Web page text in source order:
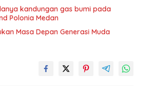
kandungan gas bumi pada
Polonia Medan
Masa Depan Generasi Muda